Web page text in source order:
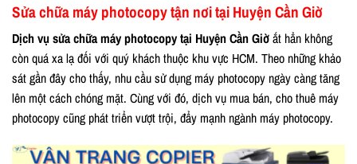
Sửa chữa máy photocopy tận nơi tại Huyện Cần Giờ
Dịch vụ sửa chữa máy photocopy tại Huyện Cần Giờắt hẳn không
còn quá xa lạ đối với quý khách thuộc khu vực HCM. Theo những khảo
sát gần đây cho thấy, nhu cầu sử dụng máy photocopy ngày càng tăng
lên một cách chóng mặt. Cùng với đó, dịch vụ mua bán, cho thuê máy
photocopy cũng phát triển vượt trội, đẩy mạnh ngành máy photocopy.